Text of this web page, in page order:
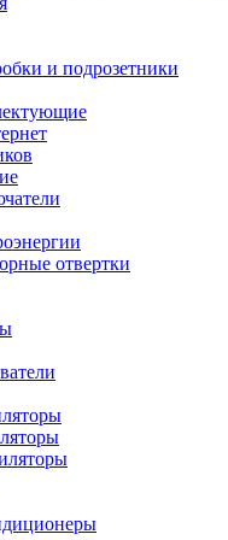
и подрозетники
отвертки